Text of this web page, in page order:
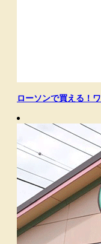
ローソンで買える！